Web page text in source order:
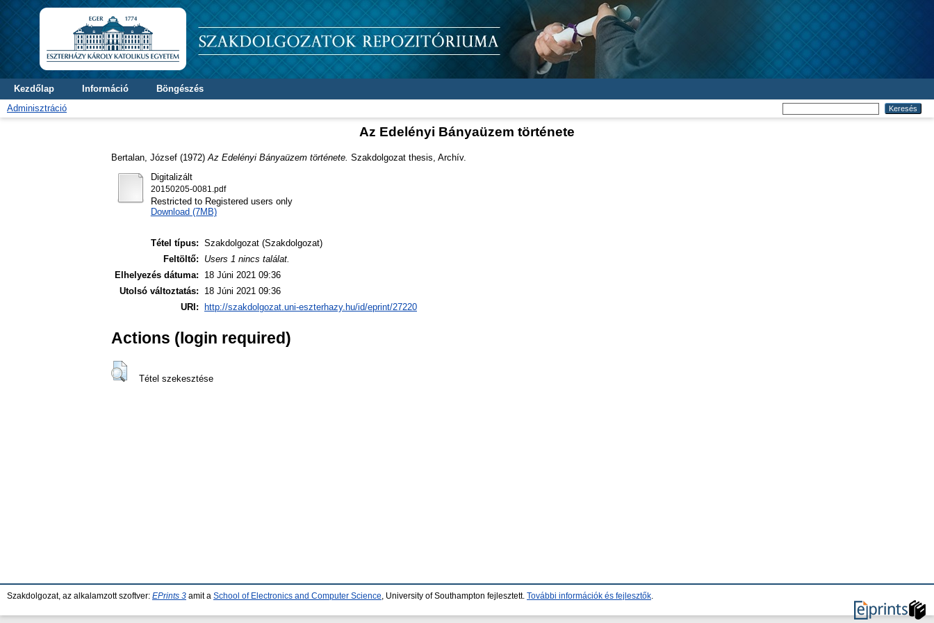
Kezdőlap Információ
Böngészés
Adminisztráció
Az Edelényi Bányaüzem története
Bertalan, József (1972) Az Edelényi Bányaüzem története. Szakdolgozat thesis, Archív.
Digitalizált
20150205-0081.pdf
Restricted to Registered users only
Download (7MB)
Tétel típus: Szakdolgozat (Szakdolgozat)
Feltöltő:
Users 1 nincs találat.
Elhelyezés dátuma:
18 Júni 2021 09:36
Utolsó változtatás:
18 Júni 2021 09:36
URI:
http://szakdolgozat.uni-eszterhazy.hu/id/eprint/27220
Actions (login required)
Tétel szekesztése
Szakdolgozat, az alkalamzott szoftver: EPrints 3 amit a School of Electronics and Computer Science , University of Southampton fejlesztett. További információk és fejlesztők